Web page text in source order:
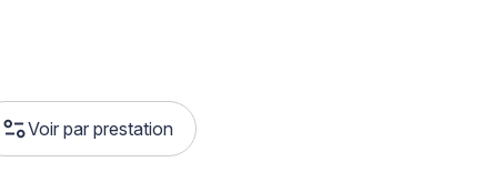
Voir par prestation